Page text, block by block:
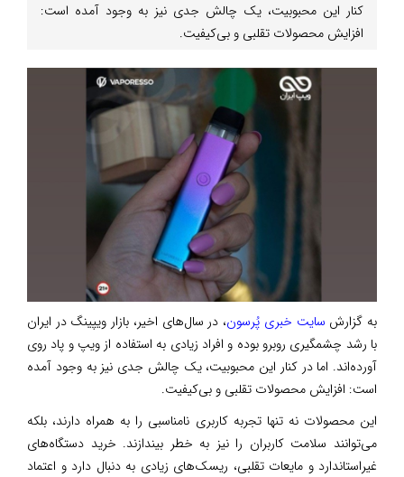
کنار این محبوبیت، یک چالش جدی نیز به وجود آمده است:
افزایش محصولات تقلبی و بی‌کیفیت.
به گزارش سایت خبری پُرسون، در سال‌های اخیر، بازار ویپینگ در ایران
با رشد چشمگیری روبرو بوده و افراد زیادی به استفاده از ویپ و پاد روی
آورده‌اند. اما در کنار این محبوبیت، یک چالش جدی نیز به وجود آمده
است: افزایش محصولات تقلبی و بی‌کیفیت.
این محصولات نه تنها تجربه کاربری نامناسبی را به همراه دارند، بلکه
می‌توانند سلامت کاربران را نیز به خطر بیندازند. خرید دستگاه‌های
غیراستاندارد و مایعات تقلبی، ریسک‌های زیادی به دنبال دارد و اعتماد